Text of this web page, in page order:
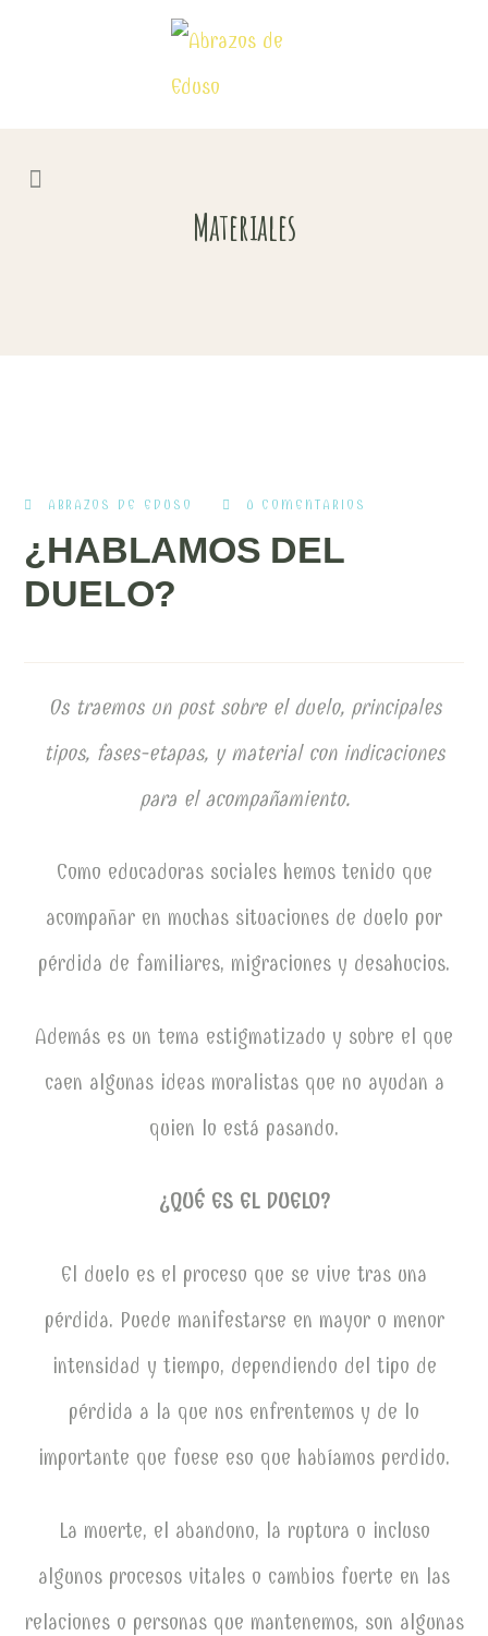
Materiales
ABRAZOS DE EDUSO 0 COMENTARIOS
¿HABLAMOS DEL
DUELO?
Os traemos un post sobre el duelo, principales
tipos, fases-etapas, y material con indicaciones
para el acompañamiento.
Como educadoras sociales hemos tenido que
acompañar en muchas situaciones de duelo por
pérdida de familiares, migraciones y desahucios.
Además es un tema estigmatizado y sobre el que
caen algunas ideas moralistas que no ayudan a
quien lo está pasando.
¿QUÉ ES EL DUELO?
El duelo es el proceso que se vive tras una
pérdida. Puede manifestarse en mayor o menor
intensidad y tiempo, dependiendo del tipo de
pérdida a la que nos enfrentemos y de lo
importante que fuese eso que habíamos perdido.
La muerte, el abandono, la ruptura o incluso
algunos procesos vitales o cambios fuerte en las
relaciones o personas que mantenemos, son algunas